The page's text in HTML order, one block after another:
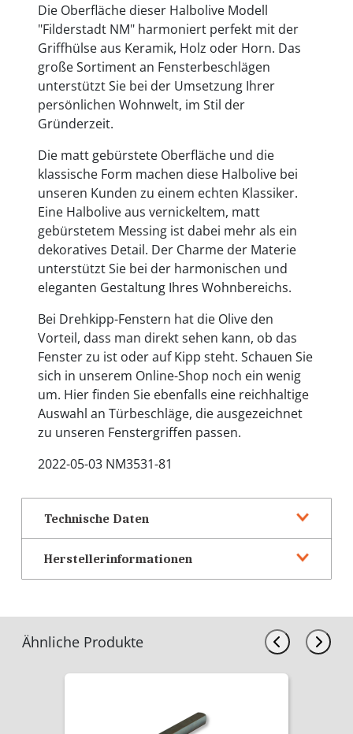
Die Oberfläche dieser Halbolive Modell
"Filderstadt NM" harmoniert perfekt mit der
Griffhülse aus Keramik, Holz oder Horn. Das
große Sortiment an Fensterbeschlägen
unterstützt Sie bei der Umsetzung Ihrer
persönlichen Wohnwelt, im Stil der
Gründerzeit.
Die matt gebürstete Oberfläche und die
klassische Form machen diese Halbolive bei
unseren Kunden zu einem echten Klassiker.
Eine Halbolive aus vernickeltem, matt
gebürstetem Messing ist dabei mehr als ein
dekoratives Detail. Der Charme der Materie
unterstützt Sie bei der harmonischen und
eleganten Gestaltung Ihres Wohnbereichs.
Bei Drehkipp-Fenstern hat die Olive den
Vorteil, dass man direkt sehen kann, ob das
Fenster zu ist oder auf Kipp steht. Schauen Sie
sich in unserem Online-Shop noch ein wenig
um. Hier finden Sie ebenfalls eine reichhaltige
Auswahl an Türbeschläge, die ausgezeichnet
zu unseren Fenstergriffen passen.
2022-05-03 NM3531-81
Technische Daten
Herstellerinformationen
Ähnliche Produkte